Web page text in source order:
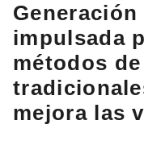
Generación
impulsada
métodos
mejora las